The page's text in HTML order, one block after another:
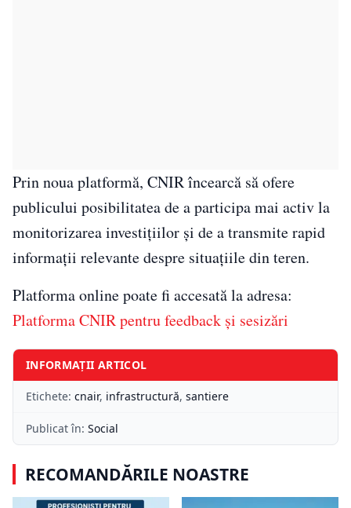
Prin noua platformă, CNIR încearcă să ofere
publicului posibilitatea de a participa mai activ la
monitorizarea investițiilor și de a transmite rapid
informații relevante despre situațiile din teren.
Platforma online poate fi accesată la adresa:
Platforma CNIR pentru feedback și sesizări
INFORMAȚII ARTICOL
Etichete: cnair, infrastructură, santiere
Publicat în: Social
RECOMANDĂRILE NOASTRE